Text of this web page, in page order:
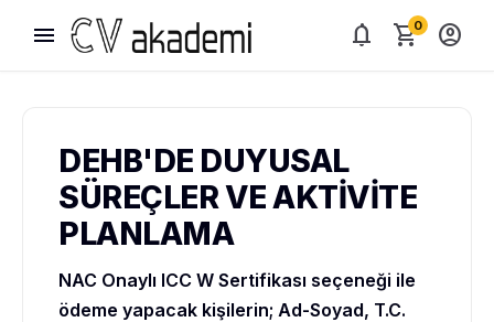
menu notifications shopping_cart0 account_circle
DEHB'DE DUYUSAL
SÜREÇLER VE AKTİVİTE
PLANLAMA
NAC Onaylı ICC W Sertifikası seçeneği ile
ödeme yapacak kişilerin; Ad-Soyad, T.C.